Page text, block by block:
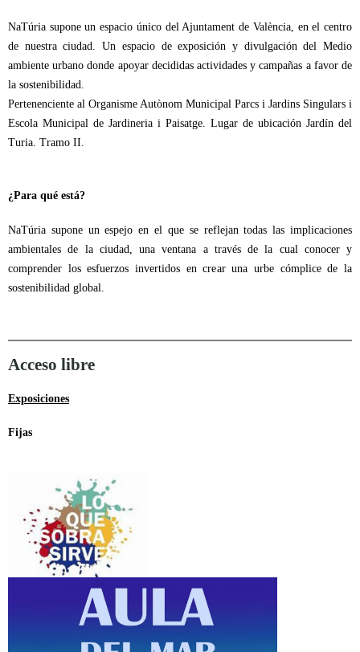
NaTúria supone un espacio único del Ajuntament de València, en el centro
de nuestra ciudad. Un espacio de exposición y divulgación del Medio
ambiente urbano donde apoyar decididas actividades y campañas a favor de
la sostenibilidad.
Pertenenciente al Organisme Autònom Municipal Parcs i Jardins Singulars i
Escola Municipal de Jardineria i Paisatge. Lugar de ubicación Jardín del
Turia. Tramo II.
¿Para qué está?
NaTúria supone un espejo en el que se reflejan todas las implicaciones
ambientales de la ciudad, una ventana a través de la cual conocer y
comprender los esfuerzos invertidos en crear una urbe cómplice de la
sostenibilidad global.
Acceso libre
Exposiciones
Fijas